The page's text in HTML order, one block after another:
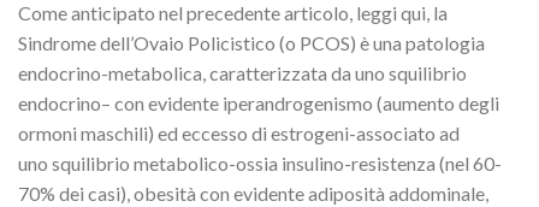
Come anticipato nel precedente articolo, leggi qui, la
Sindrome dell’Ovaio Policistico (o PCOS) è una patologia
endocrino-metabolica, caratterizzata da uno squilibrio
endocrino– con evidente iperandrogenismo (aumento degli
ormoni maschili) ed eccesso di estrogeni-associato ad
uno squilibrio metabolico-ossia insulino-resistenza (nel 60-
70% dei casi), obesità con evidente adiposità addominale,